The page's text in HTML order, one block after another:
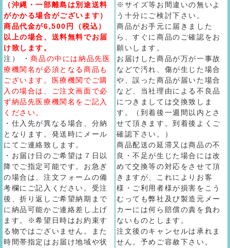
（沖縄・一部離島は別途送料
がかかる場合がございます）
商品代金が6,500円（税込）
以上の場合、送料無料でお届
け致します。
注） ・商品の中には納品先医
療機関名が必須となる商品も
ございます。医療機関でご購
入の場合は、ご注文画面で必
ず納品先医療機関名をご記入
ください。
・仕入先が異なる場合、分納
となります。発送時にメール
にてご連絡致します。
・お届け日のご希望は７日以
降でご指定可能です。お急ぎ
の場合は、注文フォームの備
考欄にご記入ください。受注
後、折り返しご希望納期まで
に納品可能かご連絡差し上げ
ます。※希望日時はお約束す
る物ではございません。また
時間帯指定はお届け地域や状
※サイズ等お間違いの無いよ
う十分にご検討下さい。
商品がお手元に届きました
ら、すぐに商品のご確認をお
願いします。
お届けした商品が万が一事故
などで汚れ、傷が生じた場合
や、誤った商品が届いた場合
など、当社理由による不良品
につきましては交換致しま
す。（到着後一週間以内とさ
せて頂きます。到着後よくご
確認下さい。）
商品配送の延滞又は商品の不
良・不足が生じた場合には改
めて交換等の対応をさせて頂
きますが、これによりお客
様・ご利用者様が損害をこう
むっても弊社及び製造元メー
カーには何ら賠償の責を負わ
ないものとします。
注文後のキャンセルは承れま
せん。予めご容赦下さい。